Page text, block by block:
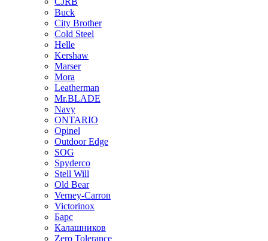
Buck
City Brother
Cold Steel
Helle
Kershaw
Marser
Mora
Leatherman
Mr.BLADE
Navy
ONTARIO
Opinel
Outdoor Edge
SOG
Spyderco
Stell Will
Old Bear
Verney-Carron
Victorinox
Барс
Калашников
Zero Tolerance